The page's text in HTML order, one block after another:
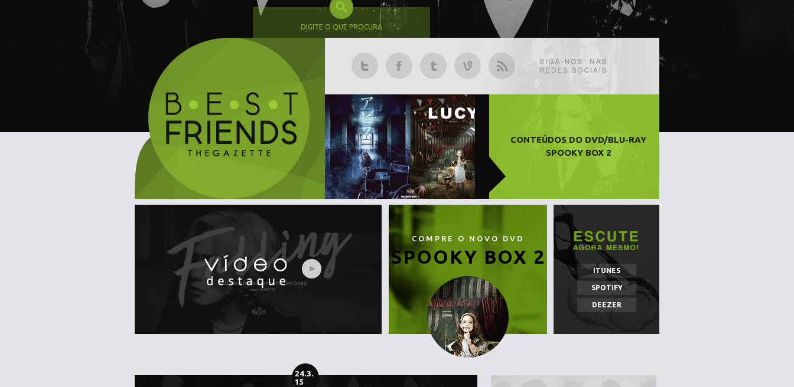
DIGITE O QUE PROCURA
CONTEÚDOS DO DVD/BLU-RAY
SPOOKY BOX 2
COMPRE O NOVO DVD
SPOOKY BOX 2
ITUNES
SPOTIFY
DEEZER
24.3.
15